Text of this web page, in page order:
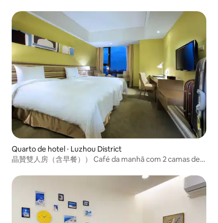
Quarto de hotel ⋅ Luzhou District
晶贊雙人房（含早餐）） Café da manhã com 2 camas de